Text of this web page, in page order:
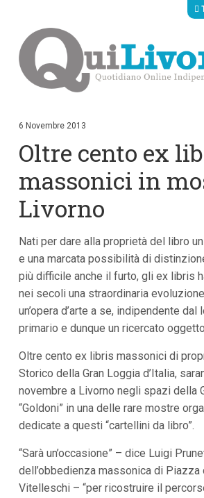
i
c
n
t
e
n
t
p
r
n
c
p
l
i
a
i
l
e
n
ù
P
6 Novembre 2013
Oltre cento ex
massonici in
Livorno
Nati per dare alla proprietà del libro
e una marcata possibilità di
più difficile anche il furto, gli ex libris
nei secoli una straordinaria
un’opera d’arte a se, indipendente
primario e dunque un ricercato
Oltre cento ex libris massonici di
Storico della Gran Loggia d’Italia,
novembre a Livorno negli spazi della
“Goldoni” in una delle rare mostre
dedicate a questi “cartellini da libro”.
“Sarà un’occasione” – dice Luigi
dell’obbedienza massonica di Piazza
Vitelleschi – “per ricostruire il